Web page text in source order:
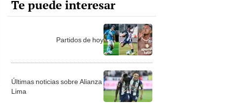
Te puede interesar
Partidos de hoy
Últimas noticias sobre Alianza
Lima